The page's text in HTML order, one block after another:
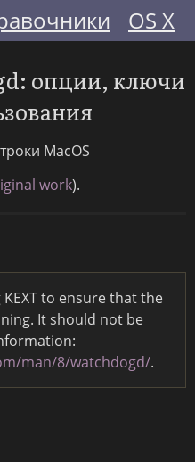
OS X
опции, ключи
MacOS
work).
to ensure that the
It should not be
man/8/watchdogd/.